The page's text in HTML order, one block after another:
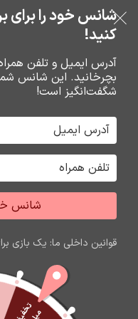
خرید قسطی با
عبور به ناوبری
رفتن به محتوای اصلی
0 ریال
خانه نرم افزار حسابداري هلو
فروشگاه نوین تراشه گنجی
شانس خود را برای
کنید!
آدرس ایمیل و تلفن همراه
بچرخانید. این شانس
شگفت‌انگیز است!
شانس
قوانین داخلی ما: یک بازی